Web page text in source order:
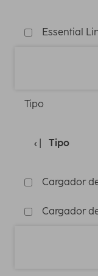
Essential
Tipo
Tipo
Cargador
Cargador